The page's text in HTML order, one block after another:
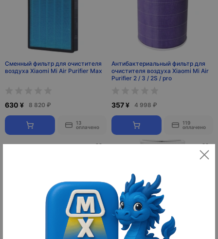
Сменный фильтр для очистителя
воздуха Xiaomi Mi Air Purifier Max
630 ¥ 8 820 ₽
13
оплачено
Антибактериальный фильтр для
очистителя воздуха Xiaomi Mi Air
Purifier 2 / 3 / 2S / pro
357 ¥ 4 998 ₽
119
оплачено